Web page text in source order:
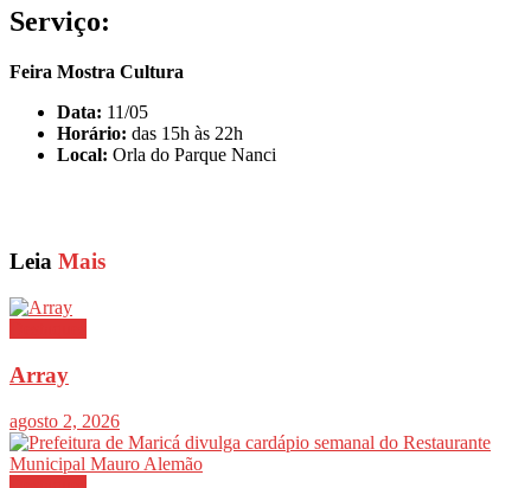
Serviço:
Feira Mostra Cultura
Data: 11/05
Horário: das 15h às 22h
Local: Orla do Parque Nanci
Leia Mais
Array
agosto 2, 2026